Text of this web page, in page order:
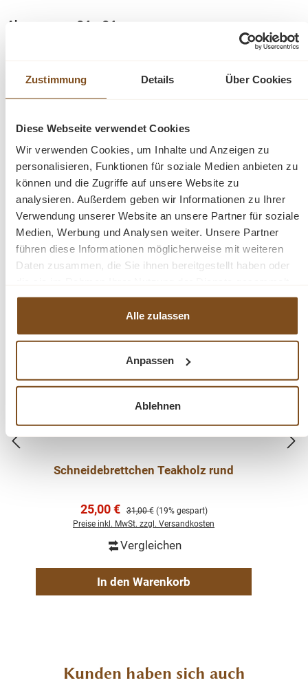
Zustimmung Details Über Cookies
Diese Webseite verwendet Cookies
Wir verwenden Cookies, um Inhalte und Anzeigen zu
personalisieren, Funktionen für soziale Medien anbieten zu
können und die Zugriffe auf unsere Website zu
analysieren. Außerdem geben wir Informationen zu Ihrer
Verwendung unserer Website an unsere Partner für soziale
Medien, Werbung und Analysen weiter. Unsere Partner
führen diese Informationen möglicherweise mit weiteren
Daten zusammen, die Sie ihnen bereitgestellt haben oder
haben.
Alle zulassen
Anpassen
Ablehnen
Abmessung: 34 x 34 cm
Fragen zum Produkt?
Menü schließen
Produktinformationen "Schneidebrettchen
aus massivem Teakholz quadratisch"
Schöne dicke stabile Schneidebrettchen mit Seilchen
Produktgalerie überspringen
Ähnliche Produkte
Schneidebrettchen Teakholz rund
Verkaufspreis:
25,00 € Regulärer Preis:
31,00 € (19% gespart)
Preise inkl. MwSt. zzgl. Versandkosten
Vergleichen
In den Warenkorb
Produktgalerie überspringen
Kunden haben sich auch